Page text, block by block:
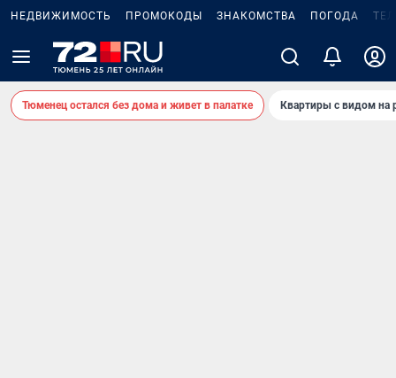
НЕДВИЖИМОСТЬ ПРОМОКОДЫ ЗНАКОМСТВА ПОГОДА
Тюменец остался без дома и живет в палатке Квартиры с видом на